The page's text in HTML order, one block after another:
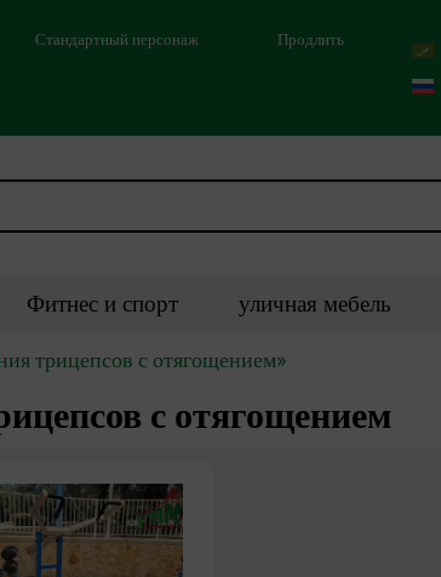
Стандартный персонаж Продлить
Фитнес и спорт уличная мебель
трицепсов с отягощением»
с отягощением